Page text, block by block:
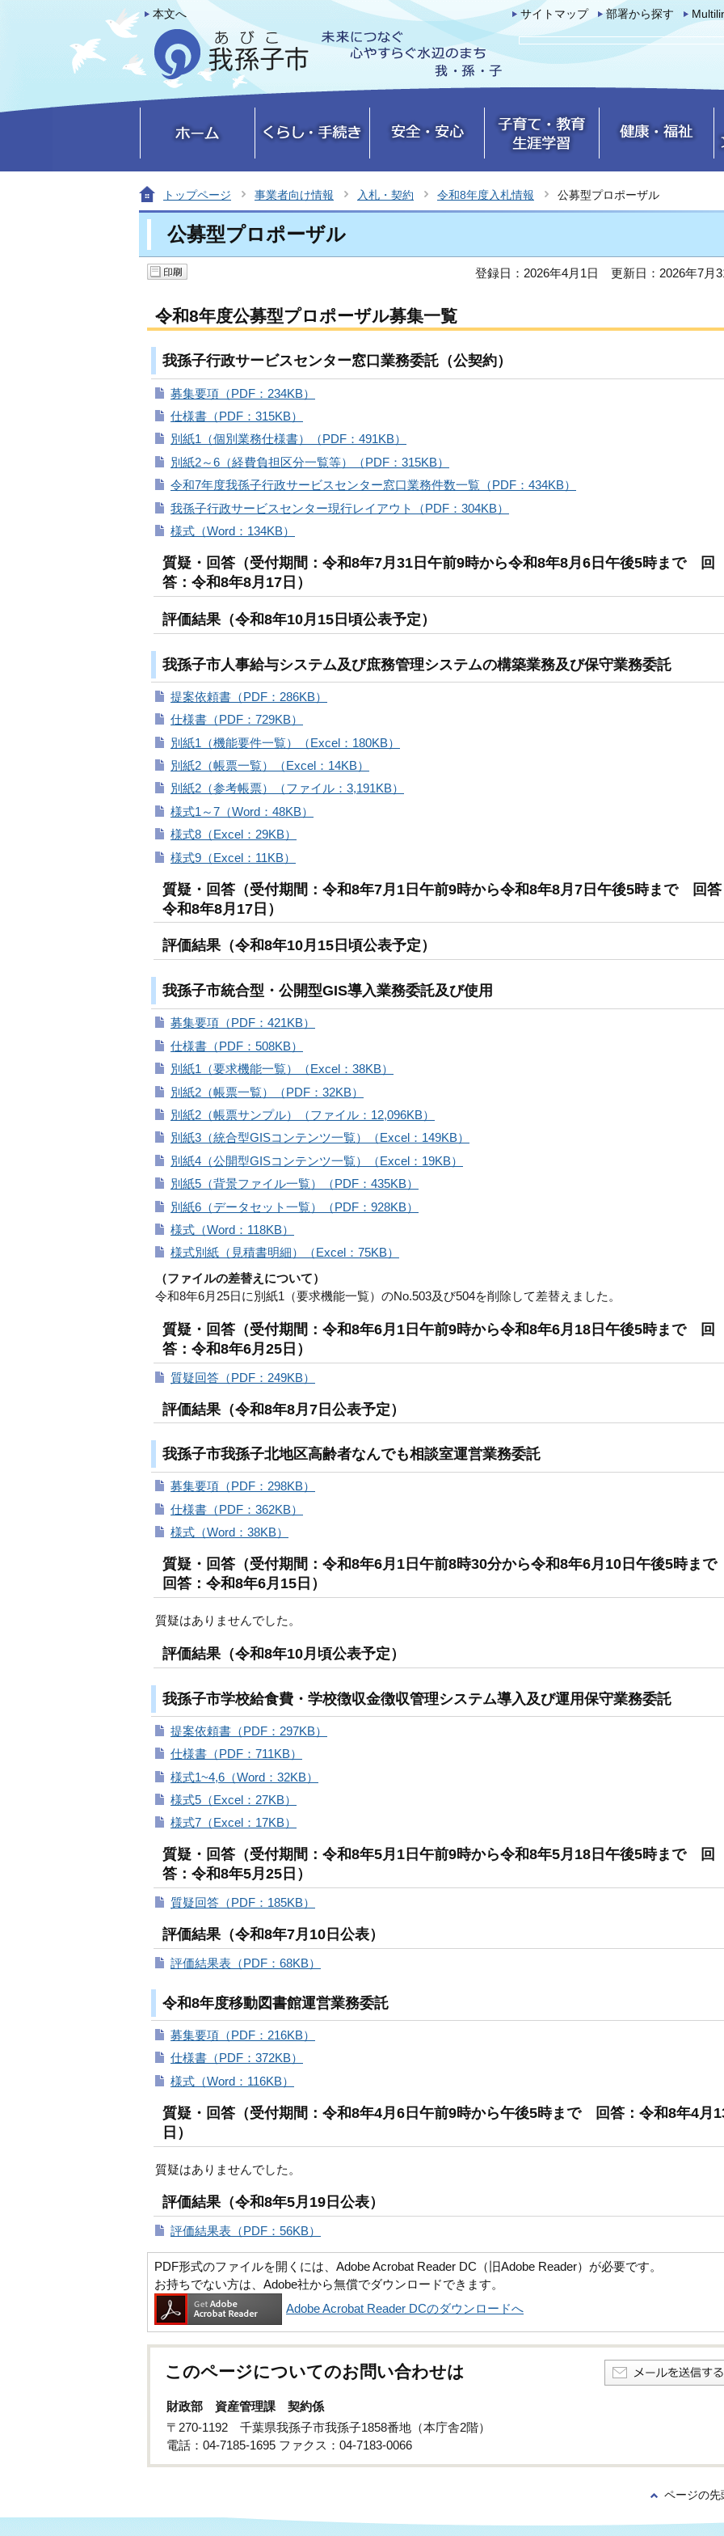
本文へ サイトマップ 部署から探す
トップページ 事業者向け情報 入札・契約 令和8年度入札情報 公募型プロポーザル
公募型プロポーザル
登録日：2026年4月1日 更新日：2026年7月
令和8年度公募型プロポーザル募集一覧
我孫子行政サービスセンター窓口業務委託（公契約）
募集要項（PDF：234KB）
仕様書（PDF：315KB）
別紙1（個別業務仕様書）（PDF：491KB）
別紙2～6（経費負担区分一覧等）（PDF：315KB）
令和7年度我孫子行政サービスセンター窓口業務件数一覧（PDF：434KB）
我孫子行政サービスセンター現行レイアウト（PDF：304KB）
様式（Word：134KB）
質疑・回答（受付期間：令和8年7月31日午前9時から令和8年8月6日午後5時まで 回
答：令和8年8月17日）
評価結果（令和8年10月15日頃公表予定）
我孫子市人事給与システム及び庶務管理システムの構築業務及び保守業務委託
提案依頼書（PDF：286KB）
仕様書（PDF：729KB）
別紙1（機能要件一覧）（Excel：180KB）
別紙2（帳票一覧）（Excel：14KB）
別紙2（参考帳票）（ファイル：3,191KB）
様式1～7（Word：48KB）
様式8（Excel：29KB）
様式9（Excel：11KB）
質疑・回答（受付期間：令和8年7月1日午前9時から令和8年8月7日午後5時まで 回答
令和8年8月17日）
評価結果（令和8年10月15日頃公表予定）
我孫子市統合型・公開型GIS導入業務委託及び使用
募集要項（PDF：421KB）
仕様書（PDF：508KB）
別紙1（要求機能一覧）（Excel：38KB）
別紙2（帳票一覧）（PDF：32KB）
別紙2（帳票サンプル）（ファイル：12,096KB）
別紙3（統合型GISコンテンツ一覧）（Excel：149KB）
別紙4（公開型GISコンテンツ一覧）（Excel：19KB）
別紙5（背景ファイル一覧）（PDF：435KB）
別紙6（データセット一覧）（PDF：928KB）
様式（Word：118KB）
様式別紙（見積書明細）（Excel：75KB）
（ファイルの差替えについて）
令和8年6月25日に別紙1（要求機能一覧）のNo.503及び504を削除して差替えました。
質疑・回答（受付期間：令和8年6月1日午前9時から令和8年6月18日午後5時まで 回
答：令和8年6月25日）
質疑回答（PDF：249KB）
評価結果（令和8年8月7日公表予定）
我孫子市我孫子北地区高齢者なんでも相談室運営業務委託
募集要項（PDF：298KB）
仕様書（PDF：362KB）
様式（Word：38KB）
質疑・回答（受付期間：令和8年6月1日午前8時30分から令和8年6月10日午後5時ま
回答：令和8年6月15日）
質疑はありませんでした。
評価結果（令和8年10月頃公表予定）
我孫子市学校給食費・学校徴収金徴収管理システム導入及び運用保守業務委託
提案依頼書（PDF：297KB）
仕様書（PDF：711KB）
様式1~4,6（Word：32KB）
様式5（Excel：27KB）
様式7（Excel：17KB）
質疑・回答（受付期間：令和8年5月1日午前9時から令和8年5月18日午後5時まで 回
答：令和8年5月25日）
質疑回答（PDF：185KB）
評価結果（令和8年7月10日公表）
評価結果表（PDF：68KB）
令和8年度移動図書館運営業務委託
募集要項（PDF：216KB）
仕様書（PDF：372KB）
様式（Word：116KB）
質疑・回答（受付期間：令和8年4月6日午前9時から午後5時まで 回答：令和8年4月
日）
質疑はありませんでした。
評価結果（令和8年5月19日公表）
評価結果表（PDF：56KB）
PDF形式のファイルを開くには、Adobe Acrobat Reader DC（旧Adobe Reader）が必要です。
お持ちでない方は、Adobe社から無償でダウンロードできます。
Adobe Acrobat Reader DCのダウンロードへ
このページについてのお問い合わせは
財政部 資産管理課 契約係
〒270-1192 千葉県我孫子市我孫子1858番地（本庁舎2階）
電話：04-7185-1695 ファクス：04-7183-0066
ページの先